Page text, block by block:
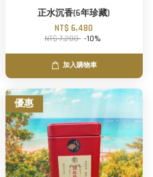
正水沉香(6年珍藏)
NT$ 6,480
NT$ 7,200 -10%
加入購物車
優惠